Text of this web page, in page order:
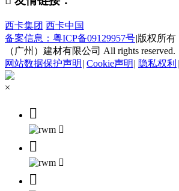
西卡集团 西卡中国
备案信息：粤ICP备09129957号|版权所有
（广州）建材有限公司 All rights reserved.
网站数据保护声明 | Cookie声明 | 隐私权利 |
×




